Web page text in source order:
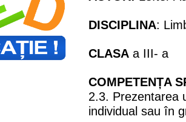
DISCIPLINA:
CLASA a III- a
COMPETENȚA
2.3. Prezentarea
individual sau în